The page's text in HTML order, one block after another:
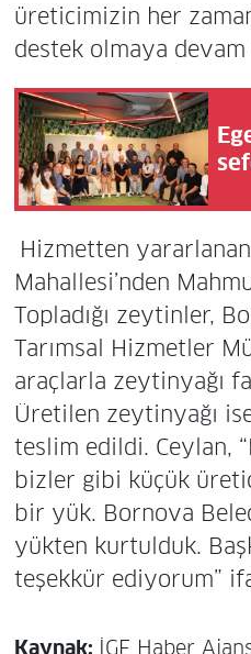
üreticimizin her
destek olmaya devam
Hizmetten
Mahallesi’nden
Topladığı zeytinler,
Tarımsal Hizmetler
araçlarla zeytinyağı
Üretilen zeytinyağı
teslim edildi. Ceylan,
bizler gibi küçük
bir yük. Bornova
yükten kurtulduk.
teşekkür ediyorum”
Kaynak: İGF Haber